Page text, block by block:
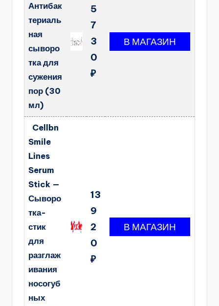
Антибак
териаль
ная
сыворо
тка для
сужения
пор (30
мл)
5
7
3
0
₽
Cellbn
Smile
Lines
Serum
Stick —
Сыворо
тка-
стик
для
разглаж
ивания
носогуб
ных
13
9
2
0
₽